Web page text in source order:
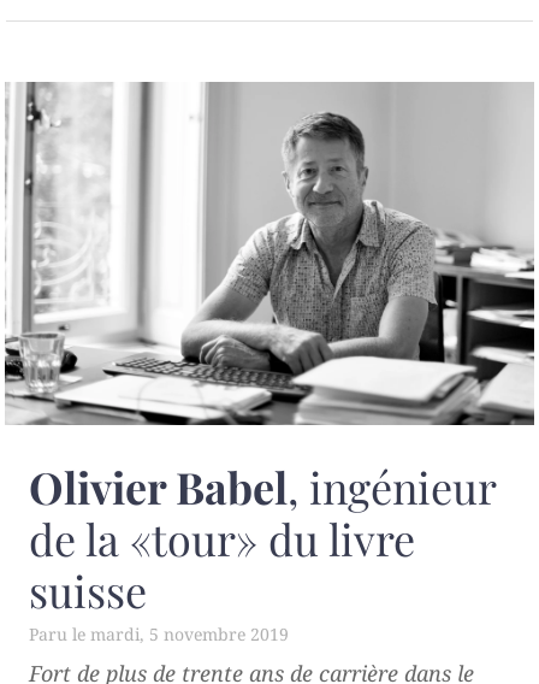
Olivier Babel, ingénieur
de la «tour» du livre
suisse
mardi, 5 novembre 2019
Fort de plus de trente ans de carrière dans le